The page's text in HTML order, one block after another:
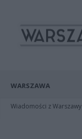
WARSZAWA
Wiadomości z Warszawy